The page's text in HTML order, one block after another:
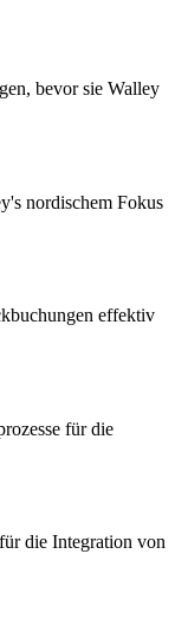
bevor sie Walley
nordischem Fokus
effektiv
für die
die Integration von